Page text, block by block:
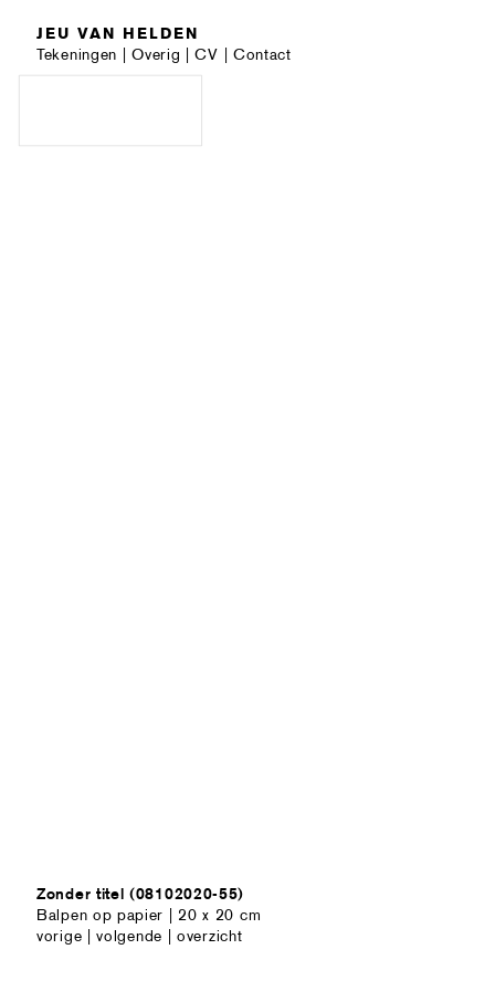
Zonder titel (08102020-55)
Balpen op papier | 20 x 20 cm
vorige |volgende |overzicht
JEU VAN HELDEN
Tekeningen |Overig |CV | Contact